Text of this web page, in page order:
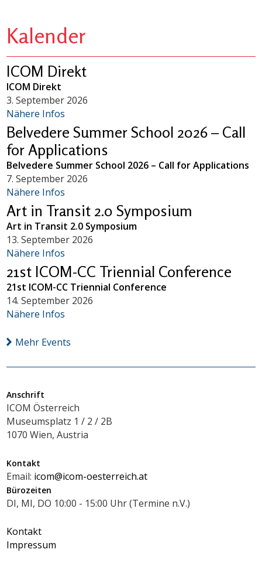
Kalender
ICOM Direkt
ICOM Direkt
3. September 2026
Nähere Infos
Belvedere Summer School 2026 – Call
for Applications
Belvedere Summer School 2026 – Call for Applications
7. September 2026
Nähere Infos
Art in Transit 2.0 Symposium
Art in Transit 2.0 Symposium
13. September 2026
Nähere Infos
21st ICOM-CC Triennial Conference
21st ICOM-CC Triennial Conference
14. September 2026
Nähere Infos
Mehr Events
Anschrift
ICOM Österreich
Museumsplatz 1 / 2 / 2B
1070 Wien, Austria
Kontakt
Email: icom@icom-oesterreich.at
Bürozeiten
DI, MI, DO 10:00 - 15:00 Uhr (Termine n.V.)
Kontakt
Impressum